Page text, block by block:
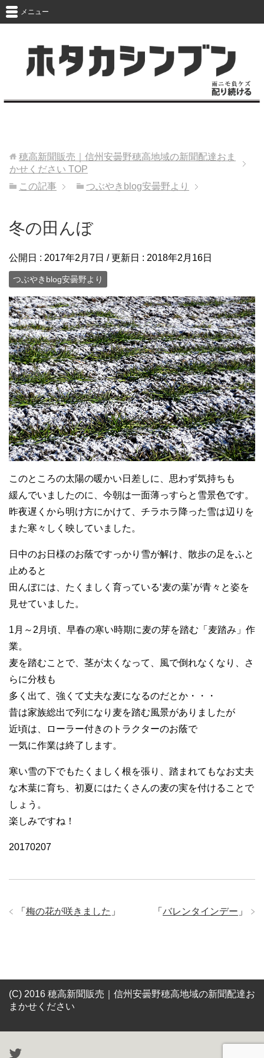
メニュー
穂高新聞販売｜信州安曇野穂高地域の新聞配達おま
かせください TOP
この記事
つぶやきblog安曇野より
冬の田んぼ
公開日 : 2017年2月7日 / 更新日 : 2018年2月16日
つぶやきblog安曇野より
このところの太陽の暖かい日差しに、思わず気持ちも
緩んでいましたのに、今朝は一面薄っすらと雪景色です。
昨夜遅くから明け方にかけて、チラホラ降った雪は辺りを
また寒々しく映していました。
日中のお日様のお蔭ですっかり雪が解け、散歩の足をふと
止めると
田んぼには、たくましく育っている‘麦の葉’が青々と姿を
見せていました。
1月～2月頃、早春の寒い時期に麦の芽を踏む「麦踏み」作
業。
麦を踏むことで、茎が太くなって、風で倒れなくなり、さ
らに分枝も
多く出て、強くて丈夫な麦になるのだとか・・・
昔は家族総出で列になり麦を踏む風景がありましたが
近頃は、ローラー付きのトラクターのお蔭で
一気に作業は終了します。
寒い雪の下でもたくましく根を張り、踏まれてもなお丈夫
な木葉に育ち、初夏にはたくさんの麦の実を付けることで
しょう。
楽しみですね！
20170207
「 バレンタインデー 」
「 梅の花が咲きました 」
(C) 2016 穂高新聞販売｜信州安曇野穂高地域の新聞配達お
まかせください